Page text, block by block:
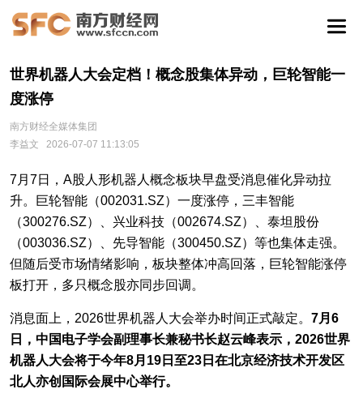
世界机器人大会定档！概念股集体异动，巨轮智能一
度涨停
南方财经全媒体集团
李益文
2026-07-07 11:13:05
7月7日，A股人形机器人概念板块早盘受消息催化异动拉
升。巨轮智能（002031.SZ）一度涨停，三丰智能
（300276.SZ）、兴业科技（002674.SZ）、泰坦股份
（003036.SZ）、先导智能（300450.SZ）等也集体走强。
但随后受市场情绪影响，板块整体冲高回落，巨轮智能涨停
板打开，多只概念股亦同步回调。
消息面上，2026世界机器人大会举办时间正式敲定。 7月6
日，中国电子学会副理事长兼秘书长赵云峰表示，2026世界
机器人大会将于今年8月19日至23日在北京经济技术开发区
北人亦创国际会展中心举行。